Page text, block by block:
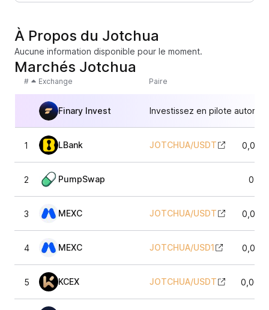
À Propos du Jotchua
Aucune information disponible pour le moment.
Marchés Jotchua
# Exchange Paire
Finary Invest Investissez en pilote
1 LBank JOTCHUA/USDT
2 PumpSwap
3 MEXC JOTCHUA/USDT
4 MEXC JOTCHUA/USD1
5 KCEX JOTCHUA/USDT